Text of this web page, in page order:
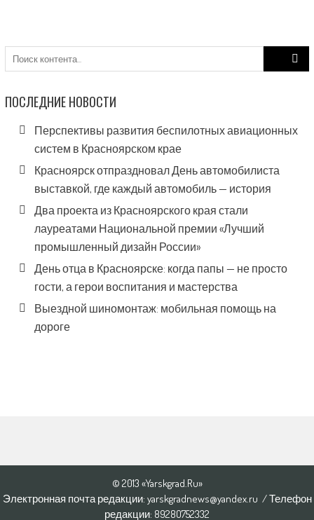
Search
for:
ПОСЛЕДНИЕ НОВОСТИ
Перспективы развития беспилотных авиационных
систем в Красноярском крае
Красноярск отпраздновал День автомобилиста
выставкой, где каждый автомобиль — история
Два проекта из Красноярского края стали
лауреатами Национальной премии «Лучший
промышленный дизайн России»
День отца в Красноярске: когда папы — не просто
гости, а герои воспитания и мастерства
Выездной шиномонтаж: мобильная помощь на
дороге
© 2013 «Yarskgrad.Ru»
Электронная почта редакции: yarskgradnews@yandex.ru / Телефон
редакции: 8928O752332